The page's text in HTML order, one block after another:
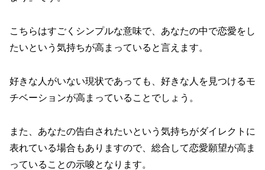
こちらはすごくシンプルな意味で、あなたの中で恋愛をし
たいという気持ちが高まっていると言えます。
好きな人がいない現状であっても、好きな人を見つけるモ
チベーションが高まっていることでしょう。
また、あなたの告白されたいという気持ちがダイレクトに
表れている場合もありますので、総合して恋愛願望が高ま
っていることの示唆となります。